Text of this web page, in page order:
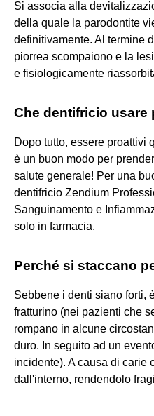
Si associa alla
della quale la parodontite
definitivamente. Al termine
piorrea scompaiono e la
e fisiologicamente
Che dentifricio usare
Dopo tutto, essere proattivi
è un buon modo per
salute generale! Per una
dentifricio Zendium
Sanguinamento e
solo in farmacia.
Perché si staccano
Sebbene i denti siano forti,
fratturino (nei pazienti che
rompano in alcune
duro. In seguito ad un
incidente). A causa di carie
dall'interno, rendendolo